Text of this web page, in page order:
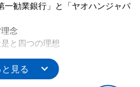
勧業銀行」と「ヤオハンジャパ
念
と四つの理想
の心得